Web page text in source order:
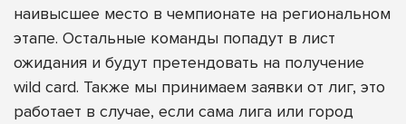
наивысшее место в чемпионате на региональном
этапе. Остальные команды попадут в лист
ожидания и будут претендовать на получение
wild card. Также мы принимаем заявки от лиг, это
работает в случае, если сама лига или город